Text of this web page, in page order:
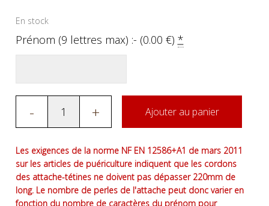
En stock
Prénom (9 lettres max) :- (0.00€)*
- + Ajouter au panier
Les exigences de la norme NF EN 12586+A1 de mars 2011
sur les articles de puériculture indiquent que les cordons
des attache-tétines ne doivent pas dépasser 220mm de
long. Le nombre de perles de l'attache peut donc varier en
fonction du nombre de caractères du prénom pour